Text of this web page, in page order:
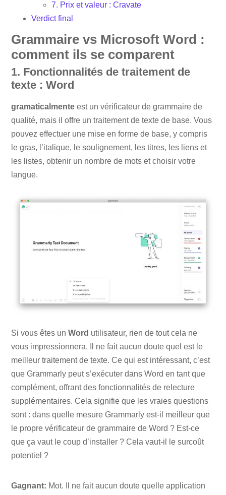
7. Prix et valeur : Cravate
Verdict final
Grammaire vs Microsoft Word :
comment ils se comparent
1. Fonctionnalités de traitement de
texte : Word
gramaticalmente est un vérificateur de grammaire de
qualité, mais il offre un traitement de texte de base. Vous
pouvez effectuer une mise en forme de base, y compris
le gras, l’italique, le soulignement, les titres, les liens et
les listes, obtenir un nombre de mots et choisir votre
langue.
Si vous êtes unWord utilisateur, rien de tout cela ne
vous impressionnera. Il ne fait aucun doute quel est le
meilleur traitement de texte. Ce qui est intéressant, c’est
que Grammarly peut s’exécuter dans Word en tant que
complément, offrant des fonctionnalités de relecture
supplémentaires. Cela signifie que les vraies questions
sont : dans quelle mesure Grammarly est-il meilleur que
le propre vérificateur de grammaire de Word ? Est-ce
que ça vaut le coup d’installer ? Cela vaut-il le surcoût
potentiel ?
Gagnant: Mot. Il ne fait aucun doute quelle application